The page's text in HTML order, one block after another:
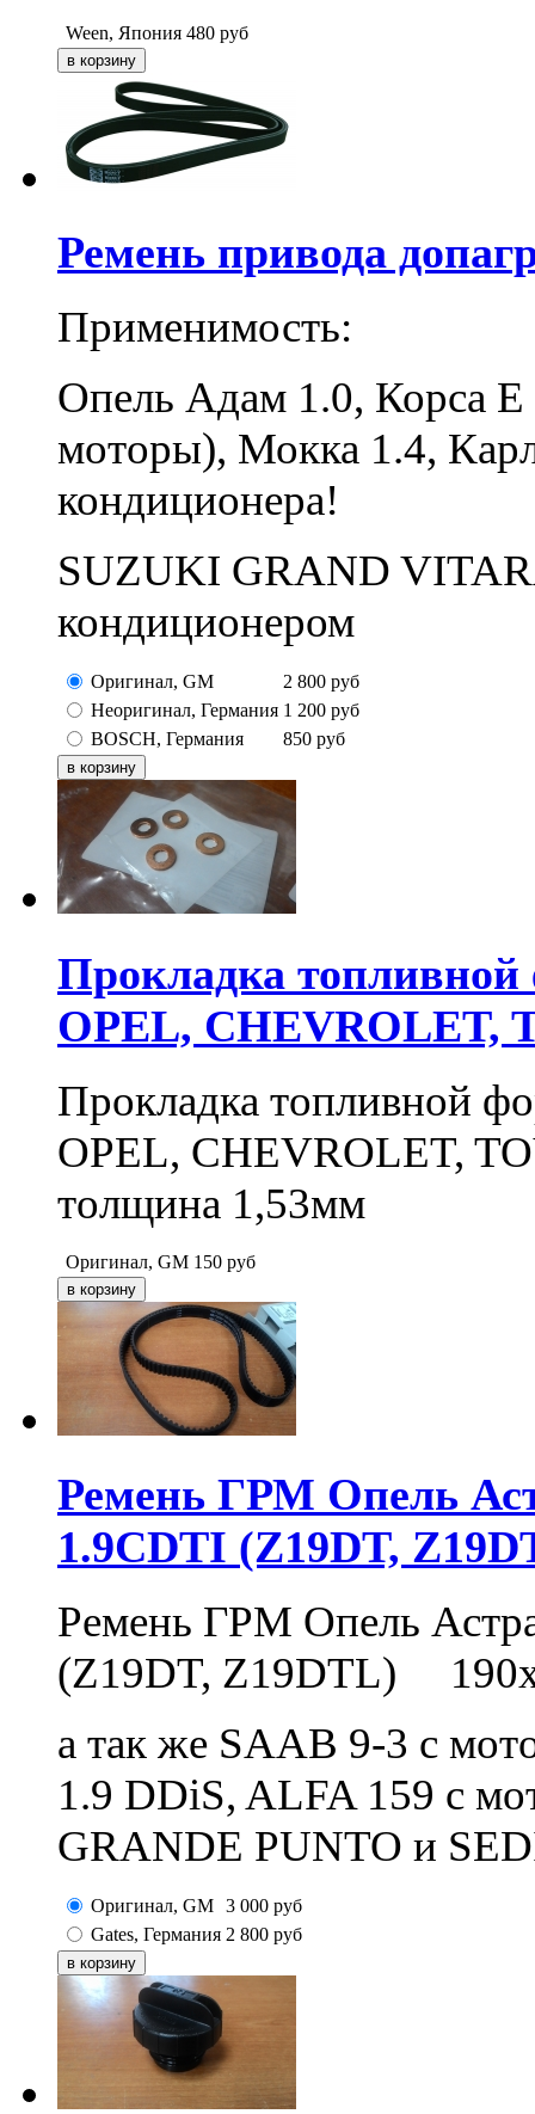
Ween, Япония 480 руб
Ремень привода
Применимость:
Опель Адам 1.0, Корса Е
моторы), Мокка 1.4,
кондиционера!
SUZUKI GRAND
кондиционером
Оригинал, GM 2 800 руб
Неоригинал, Германия 1 200 руб
BOSCH, Германия
850 руб
Прокладка
OPEL, CHEVROLET,
Прокладка топливной
OPEL, CHEVROLET,
толщина 1,53мм
Оригинал, GM 150 руб
Ремень ГРМ Опель
1.9CDTI (Z19DT,
Ремень ГРМ Опель
(Z19DT, Z19DTL)
а так же SAAB 9-3 с
1.9 DDiS, ALFA 159 с
GRANDE PUNTO и
Оригинал, GM 3 000 руб
Gates, Германия 2 800 руб